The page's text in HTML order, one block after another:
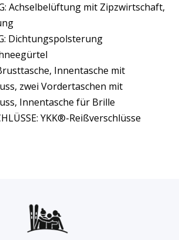
Achselbelüftung mit Zipzwirtschaft,
Dichtungspolsterung
Innentasche mit
zwei Vordertaschen mit
Innentasche für Brille
YKK®-Reißverschlüsse